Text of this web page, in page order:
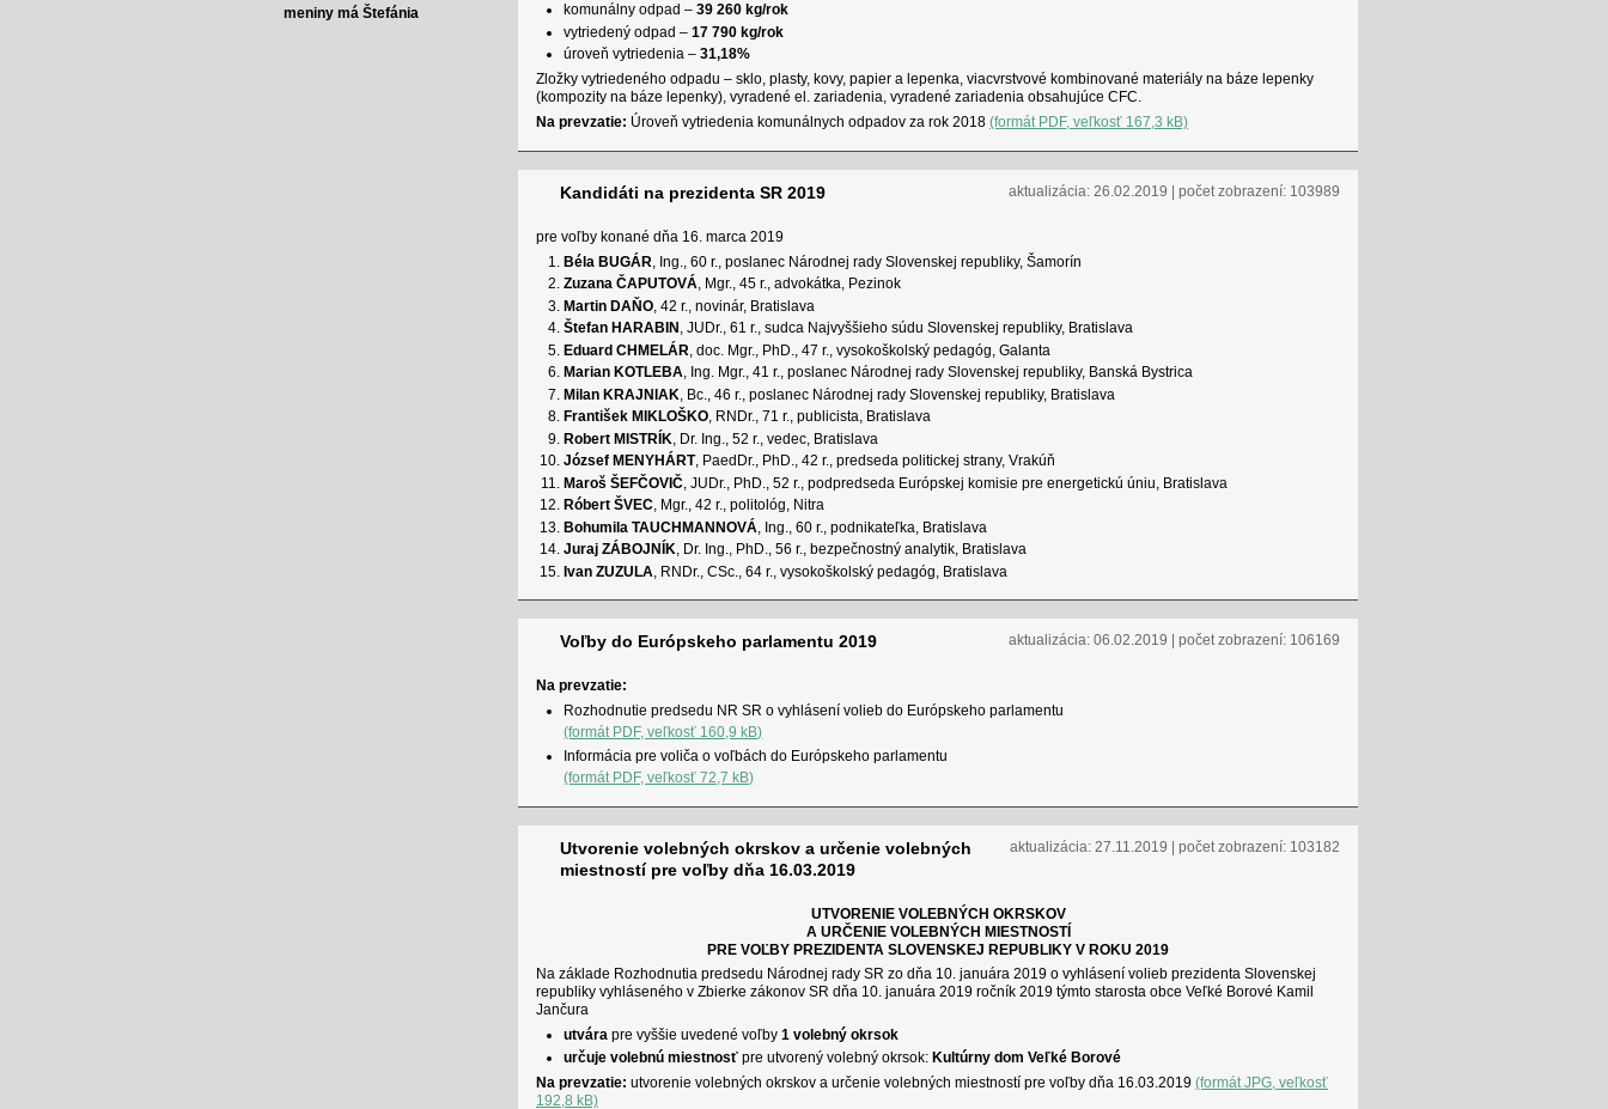
meniny má Štefánia
komunálny odpad –39 260 kg/rok
vytriedený odpad –17 790 kg/rok
úroveň vytriedenia –31,18%
Zložky vytriedeného odpadu – sklo, plasty, kovy, papier a lepenka, viacvrstvové kombinované materiály na báze lepenky
(kompozity na báze lepenky), vyradené el. zariadenia, vyradené zariadenia obsahujúce CFC.
Na prevzatie: Úroveň vytriedenia komunálnych odpadov za rok 2018 (formát PDF, veľkosť 167,3 kB)
Kandidáti na prezidenta SR 2019
pre voľby konané dňa 16. marca 2019
Béla BUGÁR
, Ing., 60 r., poslanec Národnej rady Slovenskej republiky, Šamorín
Zuzana ČAPUTOVÁ
, Mgr., 45 r., advokátka, Pezinok
Martin DAŇO , 42 r., novinár, Bratislava
Štefan HARABIN
, JUDr., 61 r., sudca Najvyššieho súdu Slovenskej republiky, Bratislava
Eduard CHMELÁR , doc. Mgr., PhD., 47 r., vysokoškolský pedagóg, Galanta
Marian KOTLEBA
, Ing. Mgr., 41 r., poslanec Národnej rady Slovenskej republiky, Banská Bystrica
Milan KRAJNIAK
, Bc., 46 r., poslanec Národnej rady Slovenskej republiky, Bratislava
František MIKLOŠKO , RNDr., 71 r., publicista, Bratislava
Robert MISTRÍK
, Dr. Ing., 52 r., vedec, Bratislava
József MENYHÁRT, PaedDr., PhD., 42 r., predseda politickej strany, Vrakúň
Maroš ŠEFČOVIČ , JUDr., PhD., 52 r., podpredseda Európskej komisie pre energetickú úniu, Bratislava
Róbert ŠVEC , Mgr., 42 r., politológ, Nitra
Bohumila TAUCHMANNOVÁ
, Ing., 60 r., podnikateľka, Bratislava
Juraj ZÁBOJNÍK
, Dr. Ing., PhD., 56 r., bezpečnostný analytik, Bratislava
Ivan ZUZULA
, RNDr., CSc., 64 r., vysokoškolský pedagóg, Bratislava
aktualizácia: 26.02.2019 | počet zobrazení: 103989
Voľby do Európskeho parlamentu 2019
Na prevzatie:
Rozhodnutie predsedu NR SR o vyhlásení volieb do Európskeho parlamentu
(formát PDF, veľkosť 160,9 kB)
Informácia pre voliča o voľbách do Európskeho parlamentu
(formát PDF, veľkosť 72,7 kB)
aktualizácia: 06.02.2019 | počet zobrazení: 106169
Utvorenie volebných okrskov a určenie volebných
miestností pre voľby dňa 16.03.2019
UTVORENIE VOLEBNÝCH OKRSKOV
A URČENIE VOLEBNÝCH MIESTNOSTÍ
PRE VOĽBY PREZIDENTA SLOVENSKEJ REPUBLIKY V ROKU 2019
Na základe Rozhodnutia predsedu Národnej rady SR zo dňa 10. januára 2019 o vyhlásení volieb prezidenta Slovenskej
republiky vyhláseného v Zbierke zákonov SR dňa 10. januára 2019 ročník 2019 týmto starosta obce Veľké Borové Kamil
Jančura
utvára pre vyššie uvedené voľby1 volebný okrsok
určuje volebnú miestnosť pre utvorený volebný okrsok:Kultúrny dom Veľké Borové
Na prevzatie: utvorenie volebných okrskov a určenie volebných miestností pre voľby dňa 16.03.2019 (formát JPG, veľkosť
192,8 kB)
aktualizácia: 27.11.2019 | počet zobrazení: 103182